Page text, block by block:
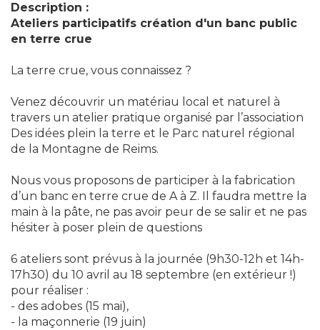
Description :
Ateliers participatifs création d'un banc public
en terre crue
La terre crue, vous connaissez ?
Venez découvrir un matériau local et naturel à
travers un atelier pratique organisé par l’association
Des idées plein la terre et le Parc naturel régional
de la Montagne de Reims.
Nous vous proposons de participer à la fabrication
d’un banc en terre crue de A à Z. Il faudra mettre la
main à la pâte, ne pas avoir peur de se salir et ne pas
hésiter à poser plein de questions
6 ateliers sont prévus à la journée (9h30-12h et 14h-
17h30) du 10 avril au 18 septembre (en extérieur !)
pour réaliser :
- des adobes (15 mai),
- la maçonnerie (19 juin)